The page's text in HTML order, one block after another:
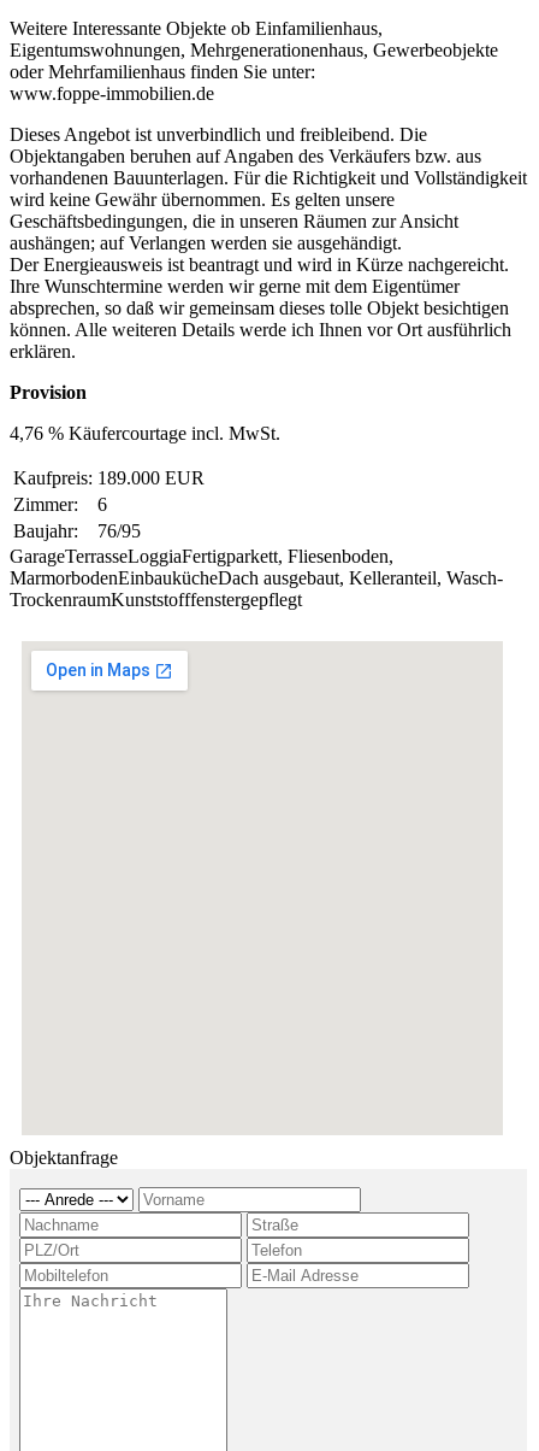
Weitere Interessante Objekte ob Einfamilienhaus,
Eigentumswohnungen, Mehrgenerationenhaus, Gewerbeobjekte
oder Mehrfamilienhaus finden Sie unter:
www.foppe-immobilien.de
Dieses Angebot ist unverbindlich und freibleibend. Die
Objektangaben beruhen auf Angaben des Verkäufers bzw. aus
vorhandenen Bauunterlagen. Für die Richtigkeit und Vollständigkeit
wird keine Gewähr übernommen. Es gelten unsere
Geschäftsbedingungen, die in unseren Räumen zur Ansicht
aushängen; auf Verlangen werden sie ausgehändigt.
Der Energieausweis ist beantragt und wird in Kürze nachgereicht.
Ihre Wunschtermine werden wir gerne mit dem Eigentümer
absprechen, so daß wir gemeinsam dieses tolle Objekt besichtigen
können. Alle weiteren Details werde ich Ihnen vor Ort ausführlich
erklären.
Provision
4,76 % Käufercourtage incl. MwSt.
Kaufpreis: 189.000 EUR
Zimmer:
6
Baujahr:
76/95
GarageTerrasseLoggiaFertigparkett, Fliesenboden,
MarmorbodenEinbaukücheDach ausgebaut, Kelleranteil, Wasch-
TrockenraumKunststofffenstergepflegt
Objektanfrage